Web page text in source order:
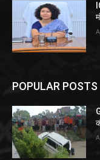
POPULAR POSTS